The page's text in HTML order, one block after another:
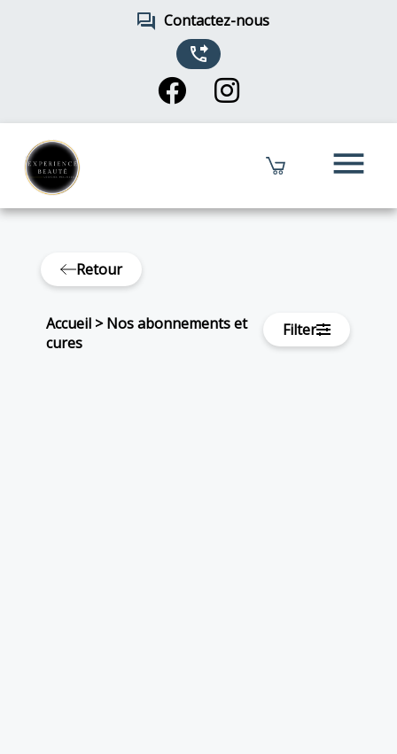
forum Contactez-nous
phone_forwarded
menu
Retour
Accueil >Nos abonnements et
cures
Filter